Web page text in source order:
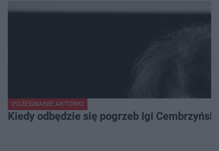
POŻEGNANIE AKTORKI
Kiedy odbędzie się pogrzeb Igi